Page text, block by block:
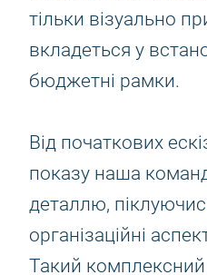
тільки візуально
вкладеться у
бюджетні рамки.
Від початкових
показу наша
деталлю,
організаційні
Такий комплексний